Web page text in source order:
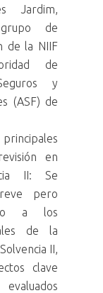
Jardim,
de
de la NIIF
de
y
(ASF) de
en
II: Se
pero
a los
de la
II,
clave